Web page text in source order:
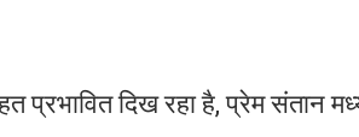
प्रभावित दिख रहा है, प्रेम संतान